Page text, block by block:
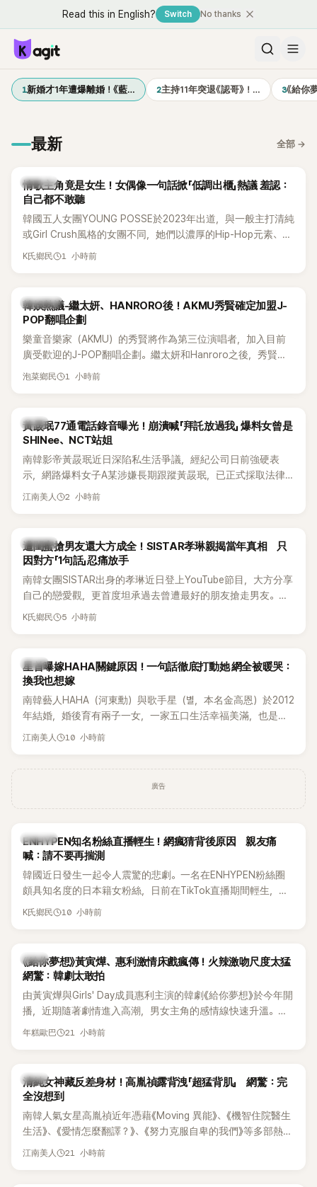
Read this in English? Switch No thanks
1新婚才1年遭爆離婚！《藍… 2主持11年突退《認哥》！… 3《給你
最新 全部 →
K-POP
情歌主角竟是女生！女偶像一句話掀「低調出櫃」熱議 羞認：
自己都不敢聽
韓國五人女團YOUNG POSSE於2023年出道，與一般主打清純
或Girl Crush風格的女團不同，她們以濃厚的Hip-Hop元素、自
創Rap及成員親自參與創作為特色，MV也融入美式街頭、塗
為第五代女團中極具辨識度的新生代代表之一。
K氏鄉民 1 小時前
熱議討論
韓娛熱議-繼太妍、HANRORO後！AKMU秀賢確定加盟J-
POP翻唱企劃
樂童音樂家（AKMU）的秀賢將作為第三位演唱者，加入目前
廣受歡迎的J-POP翻唱企劃。繼太妍和Hanroro之後，秀賢已
獲選為第三首翻唱歌曲的主唱，並於近期完成錄音。
泡菜鄉民 1 小時前
韓星
黃晸珉77通電話錄音曝光！崩潰喊「拜託放過我」 爆料女曾是
SHINee、NCT站姐
南韓影帝黃晸珉近日深陷私生活爭議，經紀公司日前強硬表
示，網路爆料女子A某涉嫌長期跟蹤黃晸珉，已正式採取法律
行動。不過，A並未停止發聲，持續透過社群平台公開爆料，反
的錄音內容，而A也首度承認自己過去曾是SHINee、NCT等偶
像團體的「站姐」，事件持續延燒。
江南美人 2 小時前
K-POP
遭閨蜜搶男友還大方成全！SISTAR孝琳親揭當年真相 只
因對方「1句話」忍痛放手
南韓女團SISTAR出身的孝琳近日登上YouTube節目，大方分享
自己的戀愛觀，更首度坦承過去曾遭最好的朋友搶走男友。她
表示，當時選擇瀟灑放手，但如果同樣的事情現在再發生，「我
K氏鄉民 5 小時前
韓星
星首曝嫁HAHA關鍵原因！一句話徹底打動她 網全被暖哭：
換我也想嫁
南韓藝人HAHA（河東勳）與歌手星（별，本名金高恩）於2012
年結婚，婚後育有兩子一女，一家五口生活幸福美滿，也是韓
國演藝圈公認的模範夫妻。近日，星首度公開當年決定嫁給
江南美人 10 小時前
廣告
K-POP
ENHYPEN知名粉絲直播輕生！網瘋猜背後原因 親友痛
喊：請不要再揣測
韓國近日發生一起令人震驚的悲劇。一名在ENHYPEN粉絲圈
頗具知名度的日本籍女粉絲，日前在TikTok直播期間輕生，最
終不幸身亡，消息曝光後震驚韓網，也讓不少粉絲湧入社群平
K氏鄉民 10 小時前
韓劇
《給你夢想》黃寅燁、惠利激情床戲瘋傳！火辣激吻尺度太猛
網驚：韓劇太敢拍
由黃寅燁與Girls' Day成員惠利主演的韓劇《給你夢想》於今年開
播，近期隨著劇情進入高潮，男女主角的感情線快速升溫。最
新播出的第8集不僅上演火辣吻戲，更接連出現床戲橋段，讓
年糕歐巴 21 小時前
韓星
清純女神藏反差身材！高胤禎露背洩「超猛背肌」 網驚：完
全沒想到
南韓人氣女星高胤禎近年憑藉《Moving 異能》、《機智住院醫生
生活》、《愛情怎麼翻譯？》、《努力克服自卑的我們》等多部熱門
作品，躍升為韓劇新一代女神代表，不僅演技備受肯定，精緻
江南美人 21 小時前